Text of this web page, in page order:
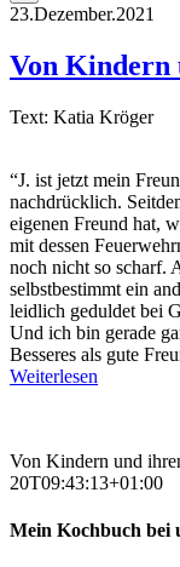
23.Dezember.2021
Von Kindern
Text: Katia Kröger
“J. ist jetzt mein
nachdrücklich.
eigenen Freund hat,
mit dessen
noch nicht so scharf.
selbstbestimmt ein
leidlich geduldet bei
Und ich bin gerade
Besseres als gute
Weiterlesen
Von Kindern und
20T09:43:13+01:00
Mein Kochbuch bei